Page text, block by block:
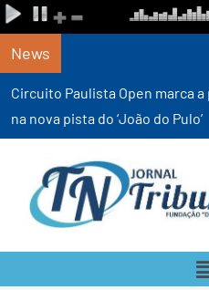
News
Circuito Paulista Open marca
na nova pista do ‘João do Pulo’